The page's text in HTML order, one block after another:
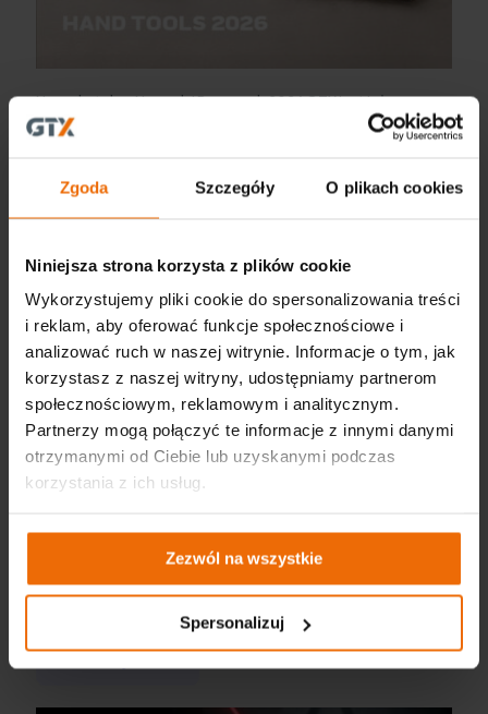
Zgoda Szczegóły O plikach cookies
Niniejsza strona korzysta z plików cookie
Wykorzystujemy pliki cookie do spersonalizowania treści
i reklam, aby oferować funkcje społecznościowe i
analizować ruch w naszej witrynie. Informacje o tym, jak
korzystasz z naszej witryny, udostępniamy partnerom
społecznościowym, reklamowym i analitycznym.
Partnerzy mogą połączyć te informacje z innymi danymi
otrzymanymi od Ciebie lub uzyskanymi podczas
korzystania z ich usług.
Zezwól na wszystkie
Spersonalizuj
Nowy katalog Narzędzi Ręcznych 2026 GTX jest już
dostępny!
Więcej
Jak dobrać taśmę do pracy? Praktyczny poradnik i przegląd
taśm NEO TOOLS
Więcej